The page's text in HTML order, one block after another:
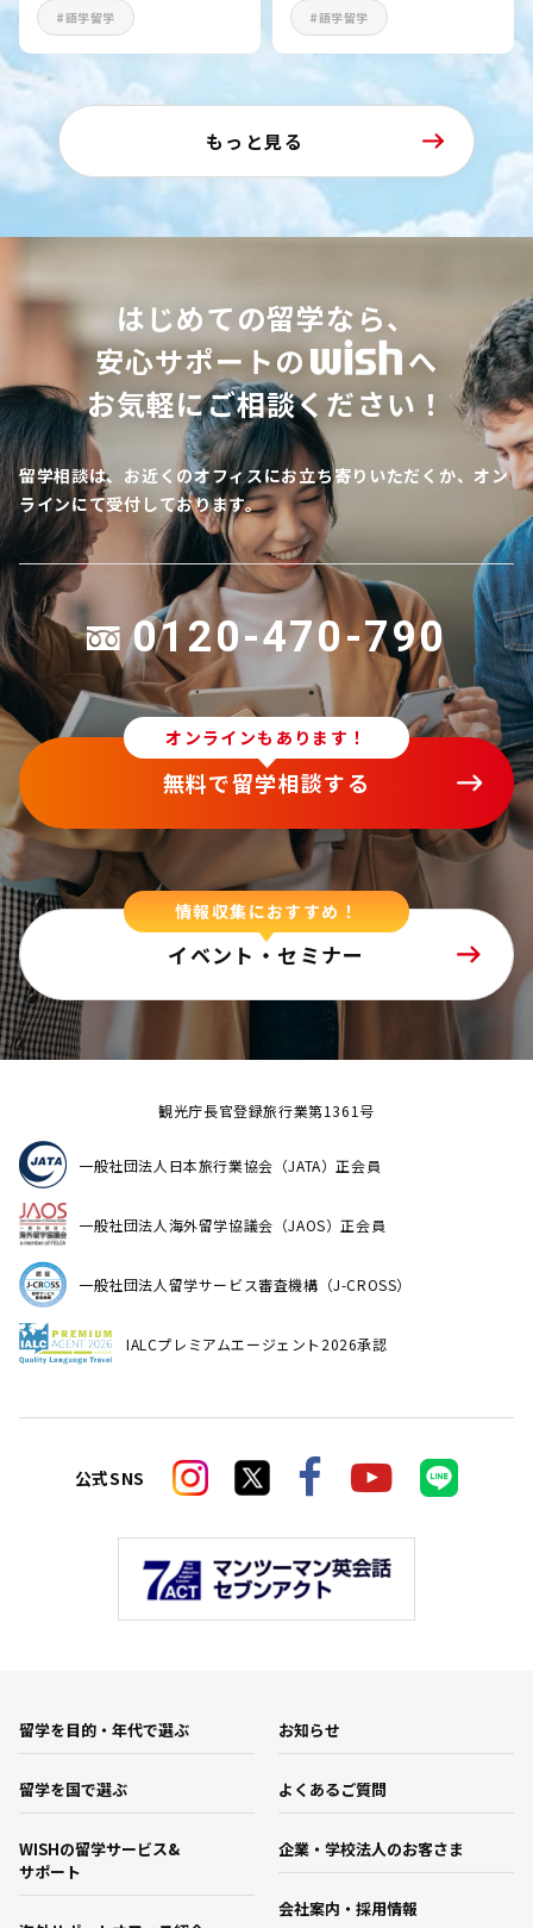
#語学留学 #語学留学
もっと見る
はじめての留学なら、
安心サポートの
へ
お気軽にご相談ください！
留学相談は、お近くのオフィスにお立ち寄りいただくか、オン
ラインにて受付しております。
0120-470-790
オンラインもあります！
無料で留学相談する
情報収集におすすめ！
イベント・セミナー
観光庁長官登録旅行業第1361号
一般社団法人日本旅行業協会（JATA）正会員
一般社団法人海外留学協議会（JAOS）正会員
一般社団法人留学サービス審査機構（J-CROSS）
IALCプレミアムエージェント2026承認
公式SNS
留学を目的・年代で選ぶ
留学を国で選ぶ
WISHの留学サービス&
サポート
お知らせ
よくあるご質問
企業・学校法人のお客さま
会社案内・採用情報